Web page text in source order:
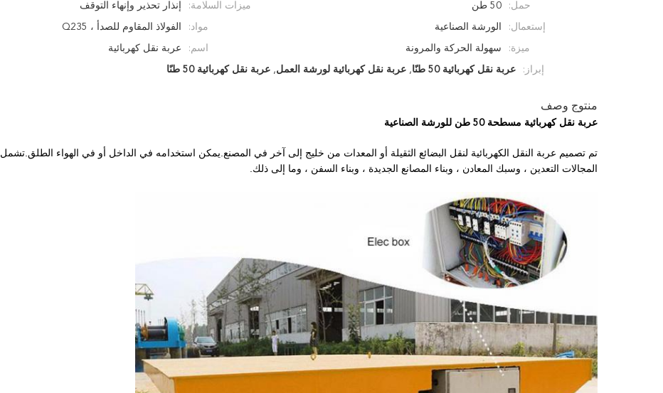
حمل: 50 طن ميزات السلامة: إنذار تحذير وإنهاء التوقف
إستعمال: الورشة الصناعية مواد: الفولاذ المقاوم للصدأ ، Q235
ميزة: سهولة الحركة والمرونة اسم: عربة نقل كهربائية
إبراز: عربة نقل كهربائية 50 طنًا , عربة نقل كهربائية لورشة العمل, عربة نقل كهربائية 50 طنًا
منتوج وصف
عربة نقل كهربائية مسطحة 50 طن للورشة الصناعية
تم تصميم عربة النقل الكهربائية لنقل البضائع الثقيلة أو المعدات من خليج إلى آخر في المصنع.يمكن استخدامه في الداخل أو في الهواء الطلق.تشمل
المجالات التعدين ، وسبك المعادن ، وبناء المصانع الجديدة ، وبناء السفن ، وما إلى ذلك.